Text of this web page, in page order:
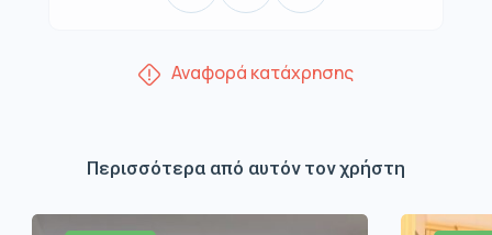
Αναφορά κατάχρησης
Περισσότερα από αυτόν τον χρήστη